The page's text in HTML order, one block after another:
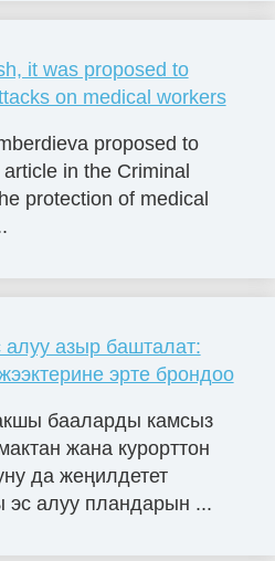
it was proposed to
on medical workers
proposed to
in the Criminal
protection of medical
азыр башталат:
эрте брондоо
бааларды камсыз
жана курорттон
да жеңилдетет
эс алуу пландарын ...